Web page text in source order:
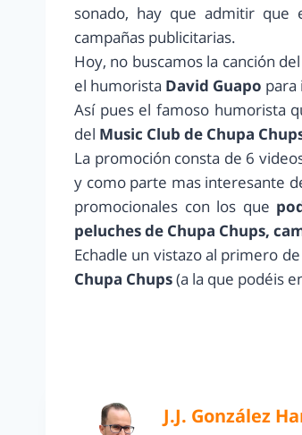
sonado, hay que admitir que
campañas publicitarias.
Hoy, no buscamos la canción
el humorista David Guapo para
Así pues el famoso humorista
del Music Club de Chupa
La promoción consta de 6
y como parte mas interesante
promocionales con los que
peluches de Chupa Chups,
Echadle un vistazo al primero
Chupa Chups(a la que podéis
J.J. González